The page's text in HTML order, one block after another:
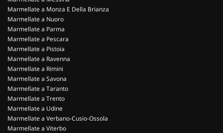
Marmellate a Monza E Della Brianza
Marmellate a Nuoro
Marmellate a Parma
Marmellate a Pescara
Marmellate a Pistoia
Marmellate a Ravenna
Marmellate a Rimini
Marmellate a Savona
Marmellate a Taranto
Marmellate a Trento
Marmellate a Udine
Marmellate a Verbano-Cusio-Ossola
Marmellate a Viterbo